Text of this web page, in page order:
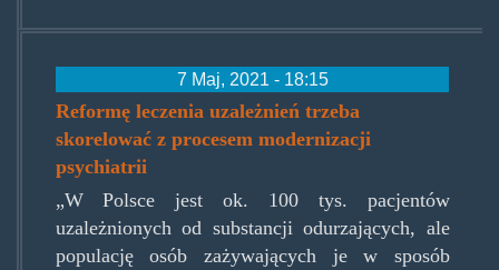
7 Maj, 2021 - 18:15
Reformę leczenia uzależnień trzeba
skorelować z procesem modernizacji
psychiatrii
„W Polsce jest ok. 100 tys. pacjentów
uzależnionych od substancji odurzających, ale
populację osób zażywających je w sposób